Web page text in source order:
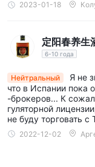
2023-01-18
定阳春养生
6-10 года
Нейтральный
Я не
что в Испании пока
-брокеров... К
гуляторной
не буду торговать
2022-12-02